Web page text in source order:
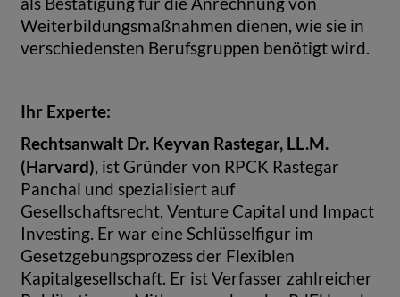
als Bestätigung für die Anrechnung von
Weiterbildungsmaßnahmen dienen, wie sie in
verschiedensten Berufsgruppen benötigt wird.
Ihr Experte:
Rechtsanwalt Dr. Keyvan Rastegar, LL.M.
(Harvard), ist Gründer von RPCK Rastegar
Panchal und spezialisiert auf
Gesellschaftsrecht, Venture Capital und Impact
Investing. Er war eine Schlüsselfigur im
Gesetzgebungsprozess der Flexiblen
Kapitalgesellschaft. Er ist Verfasser zahlreicher